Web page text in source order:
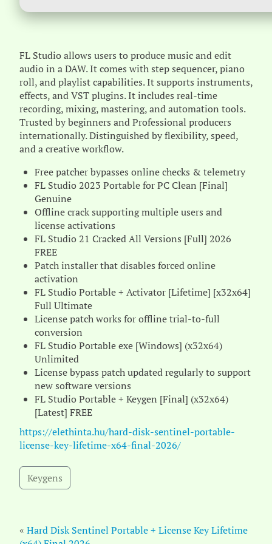
FL Studio allows users to produce music and edit
audio in a DAW. It comes with step sequencer, piano
roll, and playlist capabilities. It supports instruments,
effects, and VST plugins. It includes real-time
recording, mixing, mastering, and automation tools.
Trusted by beginners and Professional producers
internationally. Distinguished by flexibility, speed,
and a creative workflow.
Free patcher bypasses online checks & telemetry
FL Studio 2023 Portable for PC Clean [Final]
Genuine
Offline crack supporting multiple users and
license activations
FL Studio 21 Cracked All Versions [Full] 2026
FREE
Patch installer that disables forced online
activation
FL Studio Portable + Activator [Lifetime] [x32x64]
Full Ultimate
License patch works for offline trial-to-full
conversion
FL Studio Portable exe [Windows] (x32x64)
Unlimited
License bypass patch updated regularly to support
new software versions
FL Studio Portable + Keygen [Final] (x32x64)
[Latest] FREE
https://elethinta.hu/hard-disk-sentinel-portable-
license-key-lifetime-x64-final-2026/
Keygens
« Hard Disk Sentinel Portable + License Key Lifetime